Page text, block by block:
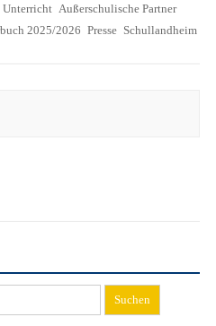
Unterricht Außerschulische Partner
2025/2026 Presse Schullandheim